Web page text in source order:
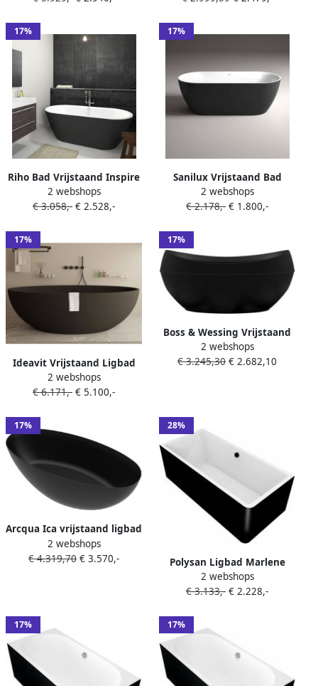
17%
Riho Bad Vrijstaand Inspire
180x80 cm Acryl Velvet
Zwart
2 webshops
€ 3.058,- € 2.528,-
17%
Sanilux Vrijstaand Bad
Moon 180 cm Zwart Wit
2 webshops
€ 2.178,- € 1.800,-
17%
Ideavit Vrijstaand Ligbad
Solid Ellipse 180x88x55 cm
Met Pop-up Waste Mat
2 webshops
€ 6.171,- € 5.100,-
17%
Boss & Wessing Vrijstaand
Bad BWS Adonis Arcryl
190x96x82 cm Mat Zwart
2 webshops
€ 3.245,30 € 2.682,10
17%
Arcqua Ica vrijstaand ligbad
170x80cm mat zwart
BAD126542
2 webshops
€ 4.319,70 € 3.570,-
28%
Polysan Ligbad Marlene
165x75x63 cm
Asymmetrisch Rechts Zwart
2 webshops
€ 3.133,- € 2.228,-
17% 17%